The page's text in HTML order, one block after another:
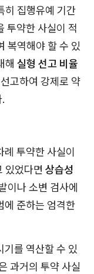
히 집행유예 기간
투약한 사실이 적
복역해야 할 수 있
해 실형 선고 비율
고하여 강제로 약
례 투약한 사실이
있었다면 상습성
이나 소변 검사에
에 준하는 엄격한
를 역산할 수 있
과거의 투약 사실